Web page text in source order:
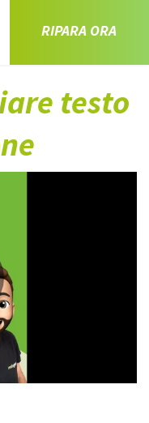
RIPARA ORA
testo